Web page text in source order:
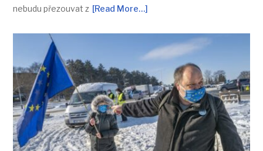
nebudu přezouvat z [Read More…]